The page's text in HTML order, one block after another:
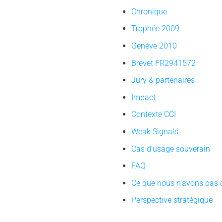
Chronique
Trophée 2009
Genève 2010
Brevet FR2941572
Jury & partenaires
Impact
Contexte CCI
Weak Signals
Cas d’usage souverain
FAQ
Ce que nous n’avons pas
Perspective stratégique